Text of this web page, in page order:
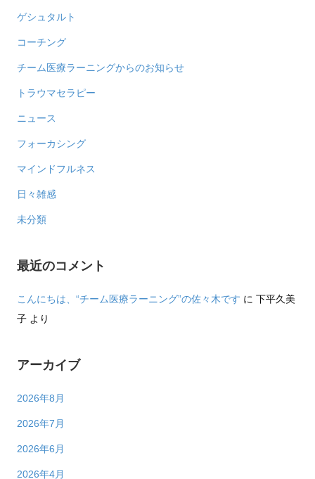
ゲシュタルト
コーチング
チーム医療ラーニングからのお知らせ
トラウマセラピー
ニュース
フォーカシング
マインドフルネス
日々雑感
未分類
最近のコメント
こんにちは、“チーム医療ラーニング”の佐々木です に 下平久美
子 より
アーカイブ
2026年8月
2026年7月
2026年6月
2026年4月